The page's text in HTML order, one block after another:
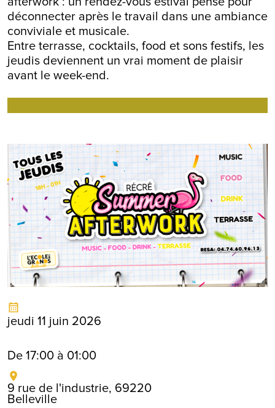
déconnecter après le travail dans une ambiance
conviviale et musicale.
Entre terrasse, cocktails, food et sons festifs, les
jeudis deviennent un vrai moment de plaisir
avant le week-end.
jeudi 11 juin 2026
De 17:00 à 01:00
9 rue de l'industrie, 69220
Belleville